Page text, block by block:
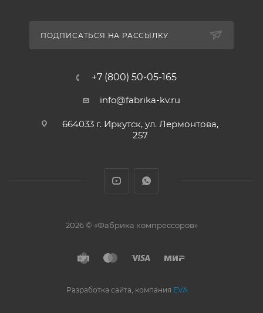
ПОДПИСАТЬСЯ НА РАССЫЛКУ
+7 (800) 50-05-165
info@fabrika-kv.ru
664033 г. Иркутск, ул. Лермонтова,
257
2026 © «Фабрика компрессоров»
Разработка сайта, компания EVA